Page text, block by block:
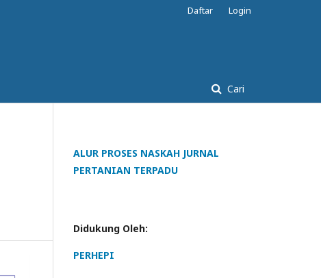
Cari
Daftar Login
ALUR PROSES NASKAH JURNAL
PERTANIAN TERPADU
Didukung Oleh:
PERHEPI